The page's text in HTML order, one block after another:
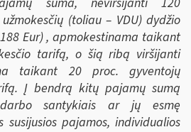
(toliau – VDU) dydžio
Eur) , apmokestinama taikant
tarifą, o šią ribą viršijanti
taikant 20 proc. gyventojų
Į bendrą kitų pajamų sumą
santykiais ar jų esmę
pajamos, individualios